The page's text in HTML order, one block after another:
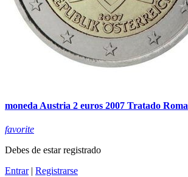
moneda Austria 2 euros 2007 Tratado Roma
favorite
Debes de estar registrado
Entrar| Registrarse